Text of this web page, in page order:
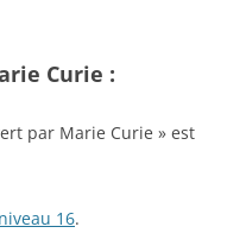
Curie :
par Marie Curie » est
16.